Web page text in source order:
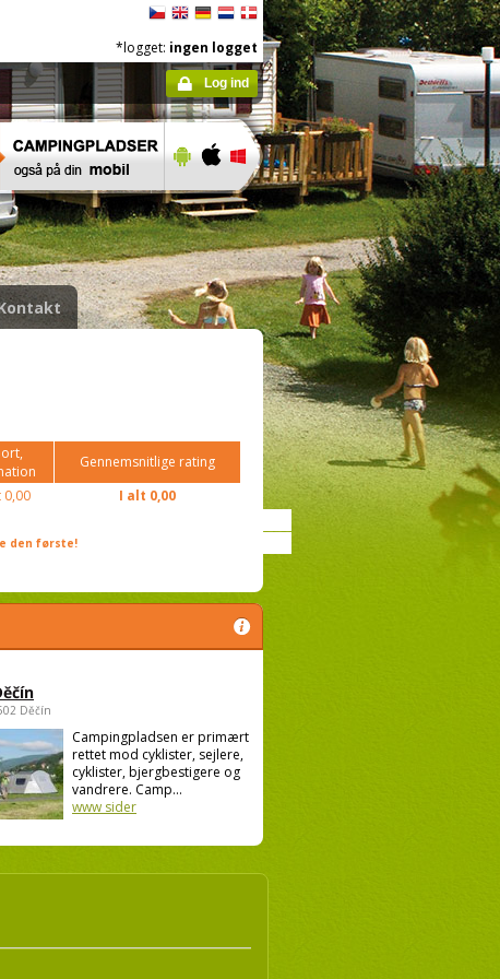
*logget: ingen logget
Log ind
Gennemsnitlige rating
0,00 I alt 0,00
den første!
Děčín
Campingpladsen er primært
rettet mod cyklister, sejlere,
cyklister, bjergbestigere og
vandrere. Camp...
www sider